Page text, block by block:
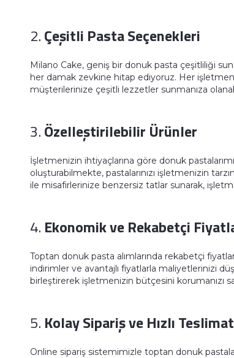
2.Çeşitli Pasta Seçenekleri
Milano Cake, geniş bir donuk pasta çeşitliliği
her damak zevkine hitap ediyoruz. Her
müşterilerinize çeşitli lezzetler sunmanıza
3.Özelleştirilebilir Ürünler
İşletmenizin ihtiyaçlarına göre donuk
oluşturabilmekte, pastalarınızı işletmenizin
ile misafirlerinize benzersiz tatlar sunarak,
4. Ekonomik ve Rekabetçi
Toptan donuk pasta alımlarında rekabetçi
indirimler ve avantajlı fiyatlarla maliyetlerinizi
birleştirerek işletmenizin bütçesini korumanızı
5. Kolay Sipariş ve Hızlı Teslimat
Online sipariş sistemimizle toptan donuk